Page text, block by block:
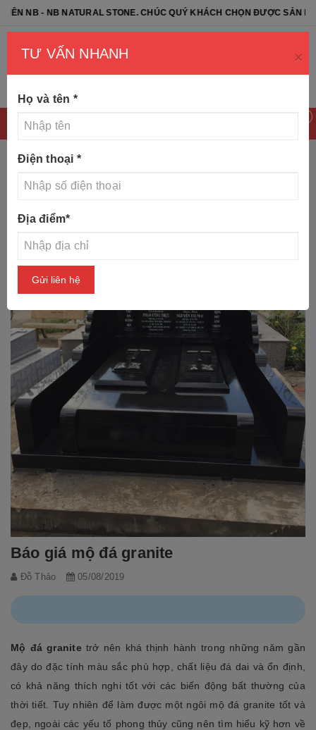
NB NATURAL STONE. CHÚC QUÝ KHÁCH CHỌN ĐƯỢC SẢN PHẨM
Báo giá mộ đá granite
Đỗ Thảo 05/08/2019
Mộ đá granitetrở nên khá thịnh hành trong những năm gần
đây do đặc tính màu sắc phù hợp, chất liệu đá dai và ổn định,
có khả năng thích nghi tốt với các biến động bất thường của
thời tiết. Tuy nhiên để làm được một ngôi mộ đá granite tốt và
đẹp, ngoài các yếu tố phong thủy cũng nên tìm hiểu kỹ hơn về
TƯ VẤN NHANH ×
Họ và tên *
Điện thoại *
Địa điểm*
Gửi liên hệ